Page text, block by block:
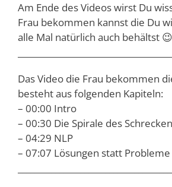
Am Ende des Videos wirst Du
Frau bekommen kannst die Du
alle Mal natürlich auch behältst 😉
Das Video die Frau bekommen
besteht aus folgenden Kapiteln:
– 00:00 Intro
– 00:30 Die Spirale des
– 04:29 NLP
– 07:07 Lösungen statt Probleme